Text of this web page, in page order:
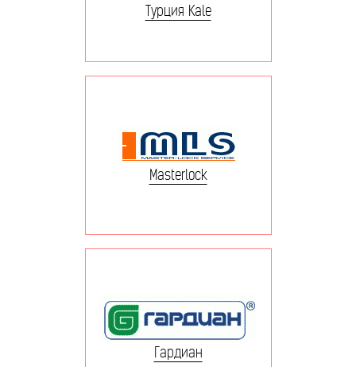
Турция Kale
Masterlock
Гардиан